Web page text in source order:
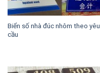
Biển số nhà đúc nhôm theo yêu
cầu